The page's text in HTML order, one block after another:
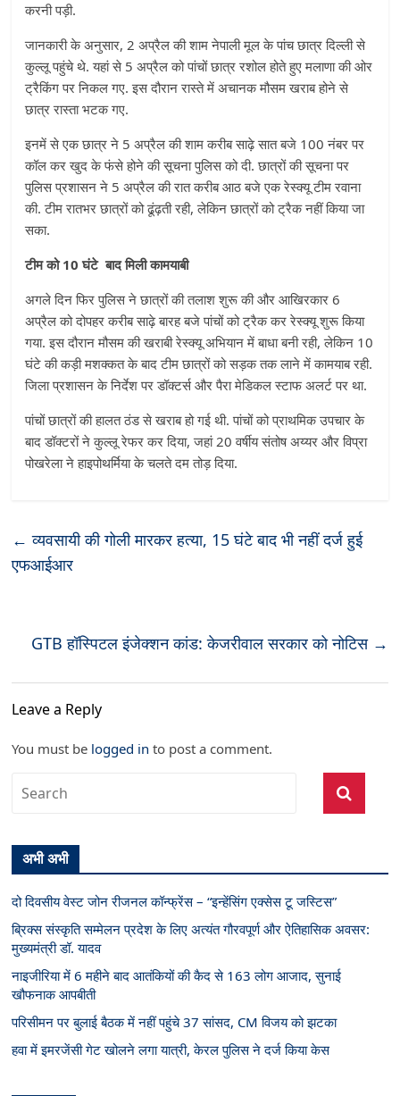
करनी पड़ी.
जानकारी के अनुसार, 2 अप्रैल की शाम नेपाली मूल के पांच छात्र दिल्ली से
कुल्लू पहुंचे थे. यहां से 5 अप्रैल को पांचों छात्र रशोल होते हुए मलाणा की ओर
ट्रैकिंग पर निकल गए. इस दौरान रास्ते में अचानक मौसम खराब होने से
छात्र रास्ता भटक गए.
इनमें से एक छात्र ने 5 अप्रैल की शाम करीब साढ़े सात बजे 100 नंबर पर
कॉल कर खुद के फंसे होने की सूचना पुलिस को दी. छात्रों की सूचना पर
पुलिस प्रशासन ने 5 अप्रैल की रात करीब आठ बजे एक रेस्क्यू टीम रवाना
की. टीम रातभर छात्रों को ढूंढ़ती रही, लेकिन छात्रों को ट्रैक नहीं किया जा
सका.
टीम को 10 घंटे बाद मिली कामयाबी
अगले दिन फिर पुलिस ने छात्रों की तलाश शुरू की और आखिरकार 6
अप्रैल को दोपहर करीब साढ़े बारह बजे पांचों को ट्रैक कर रेस्क्यू शुरू किया
गया. इस दौरान मौसम की खराबी रेस्क्यू अभियान में बाधा बनी रही, लेकिन 10
घंटे की कड़ी मशक्कत के बाद टीम छात्रों को सड़क तक लाने में कामयाब रही.
जिला प्रशासन के निर्देश पर डॉक्टर्स और पैरा मेडिकल स्टाफ अलर्ट पर था.
पांचों छात्रों की हालत ठंड से खराब हो गई थी. पांचों को प्राथमिक उपचार के
बाद डॉक्टरों ने कुल्लू रेफर कर दिया, जहां 20 वर्षीय संतोष अय्यर और विप्रा
पोखरेला ने हाइपोथर्मिया के चलते दम तोड़ दिया.
← व्यवसायी की गोली मारकर हत्या, 15 घंटे बाद भी नहीं दर्ज हुई
एफआईआर
GTB हॉस्पिटल इंजेक्शन कांड: केजरीवाल सरकार को नोटिस →
Leave a Reply
You must be logged in to post a comment.
अभी अभी
दो दिवसीय वेस्ट जोन रीजनल कॉन्फ्रेंस – “इन्हेंसिंग एक्सेस टू जस्टिस”
ब्रिक्स संस्कृति सम्मेलन प्रदेश के लिए अत्यंत गौरवपूर्ण और ऐतिहासिक अवसर:
मुख्यमंत्री डॉ. यादव
नाइजीरिया में 6 महीने बाद आतंकियों की कैद से 163 लोग आजाद, सुनाई
खौफनाक आपबीती
परिसीमन पर बुलाई बैठक में नहीं पहुंचे 37 सांसद, CM विजय को झटका
हवा में इमरजेंसी गेट खोलने लगा यात्री, केरल पुलिस ने दर्ज किया केस